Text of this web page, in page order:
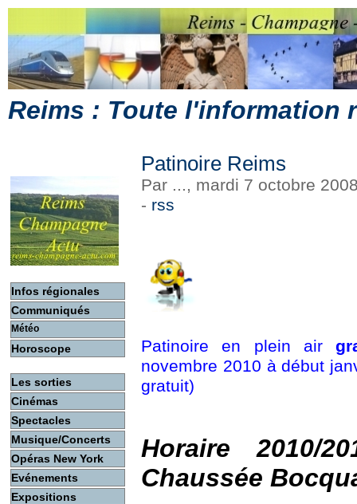
Reims : Toute l'information
Infos régionales
Communiqués
Météo
Horoscope
Les sorties
Cinémas
Spectacles
Musique/Concerts
Opéras New York
Evénements
Expositions
Patinoire Reims
Par ..., mardi 7 octobre
- rss
Patinoire en plein air
novembre 2010 à début
gratuit)
Horaire 2010/
Chaussée